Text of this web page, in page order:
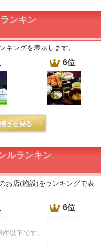
ンキン
キングを表示します。
6位
ルランキン
お店(施設)をランキングで表
6位
以下です。